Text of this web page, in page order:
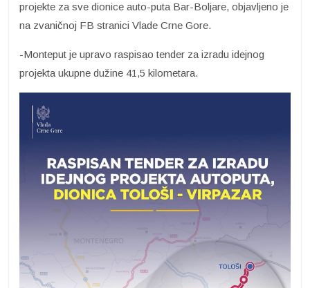
projekte za sve dionice auto-puta Bar-Boljare, objavljeno je
na zvaničnoj FB stranici Vlade Crne Gore.
-Monteput je upravo raspisao tender za izradu idejnog
projekta ukupne dužine 41,5 kilometara.